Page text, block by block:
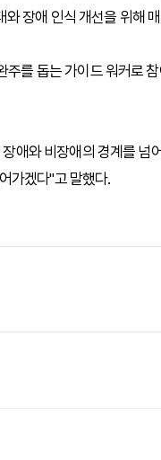
장애 인식 개선을 위해
를 돕는 가이드 워커로
애와 비장애의 경계를 넘
가겠다"고 말했다.